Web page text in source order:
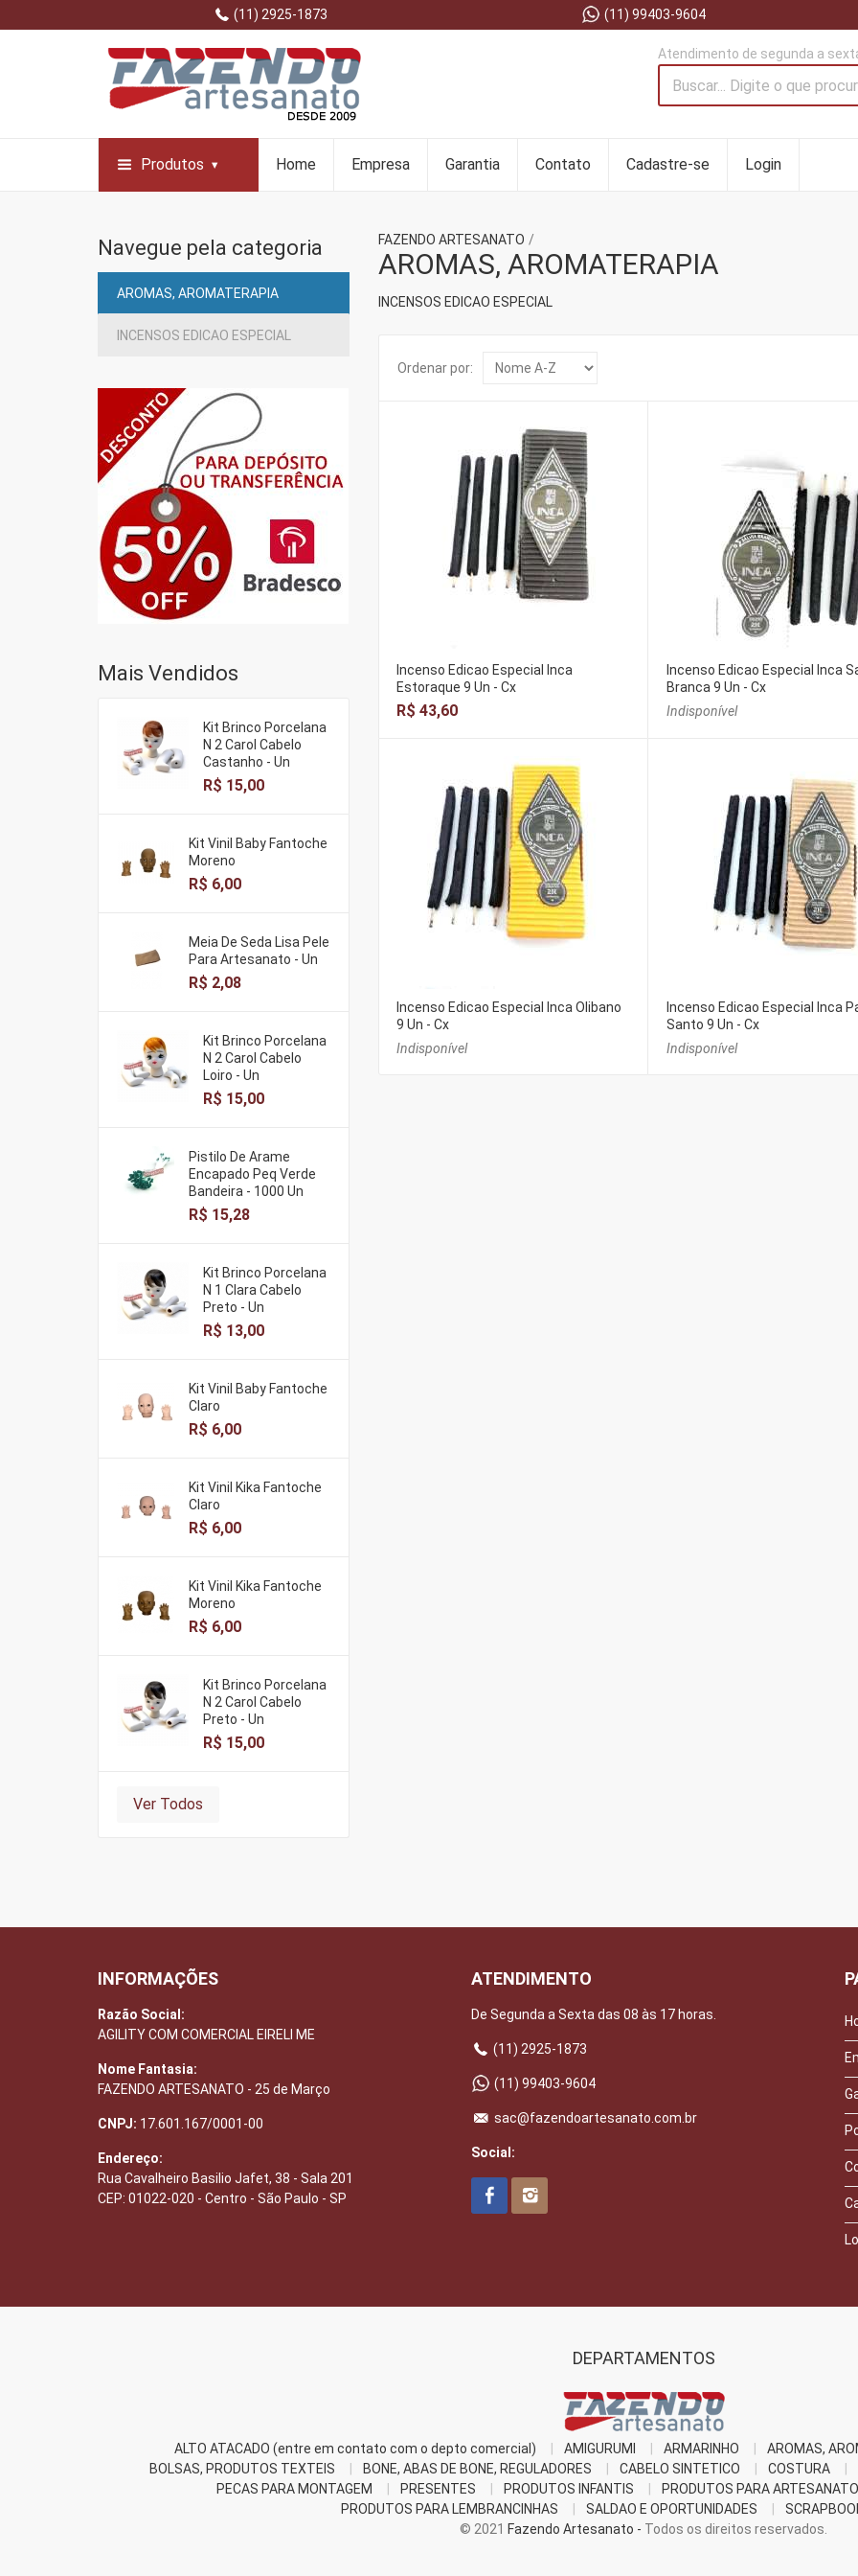
(11) 2925-1873 (11) 99403-9604
Atendimento de segunda a
Produtos Home Empresa Garantia Contato Cadastre-se Login
Navegue pela categoria
AROMAS, AROMATERAPIA
INCENSOS EDICAO ESPECIAL
Mais Vendidos
Kit Brinco Porcelana
N 2 Carol Cabelo
Castanho - Un
R$ 15,00
Kit Vinil Baby Fantoche
Moreno
R$ 6,00
Meia De Seda Lisa Pele
Para Artesanato - Un
R$ 2,08
Kit Brinco Porcelana
N 2 Carol Cabelo
Loiro - Un
R$ 15,00
Pistilo De Arame
Encapado Peq Verde
Bandeira - 1000 Un
R$ 15,28
Kit Brinco Porcelana
N 1 Clara Cabelo
Preto - Un
R$ 13,00
Kit Vinil Baby Fantoche
Claro
R$ 6,00
Kit Vinil Kika Fantoche
Claro
R$ 6,00
Kit Vinil Kika Fantoche
Moreno
R$ 6,00
Kit Brinco Porcelana
N 2 Carol Cabelo
Preto - Un
R$ 15,00
Ver Todos
FAZENDO ARTESANATO
AROMAS, AROMATERAPIA
INCENSOS EDICAO ESPECIAL
Ordenar por:
Incenso Edicao Especial Inca
Estoraque 9 Un - Cx
R$ 43,60
Incenso Edicao Especial Inca
Branca 9 Un - Cx
Indisponível
Incenso Edicao Especial Inca Olibano
9 Un - Cx
Indisponível
Incenso Edicao Especial Inca
Santo 9 Un - Cx
Indisponível
INFORMAÇÕES
Razão Social:
AGILITY COM COMERCIAL EIRELI ME
Nome Fantasia:
FAZENDO ARTESANATO - 25 de Março
CNPJ: 17.601.167/0001-00
Endereço:
Rua Cavalheiro Basilio Jafet, 38 - Sala 201
CEP: 01022-020 - Centro - São Paulo - SP
ATENDIMENTO
De Segunda a Sexta das 08 às 17 horas.
(11) 2925-1873
(11) 99403-9604
sac@fazendoartesanato.com.br
Social:
DEPARTAMENTOS
ALTO ATACADO (entre em contato com o depto comercial) AMIGURUMI ARMARINHO
AROMAS,
BOLSAS, PRODUTOS TEXTEIS
BONE, ABAS DE BONE, REGULADORES CABELO SINTETICO COSTURA
PECAS PARA MONTAGEM
PRESENTES PRODUTOS INFANTIS
PRODUTOS PARA ARTESANATO
PRODUTOS PARA LEMBRANCINHAS
SALDAO E OPORTUNIDADES
© 2021 Fazendo Artesanato - Todos os direitos reservados.